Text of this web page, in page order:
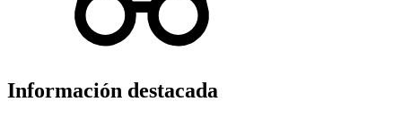
Información destacada